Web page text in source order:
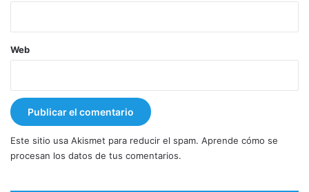
Web
Este sitio usa Akismet para reducir el spam. Aprende cómo se
procesan los datos de tus comentarios.